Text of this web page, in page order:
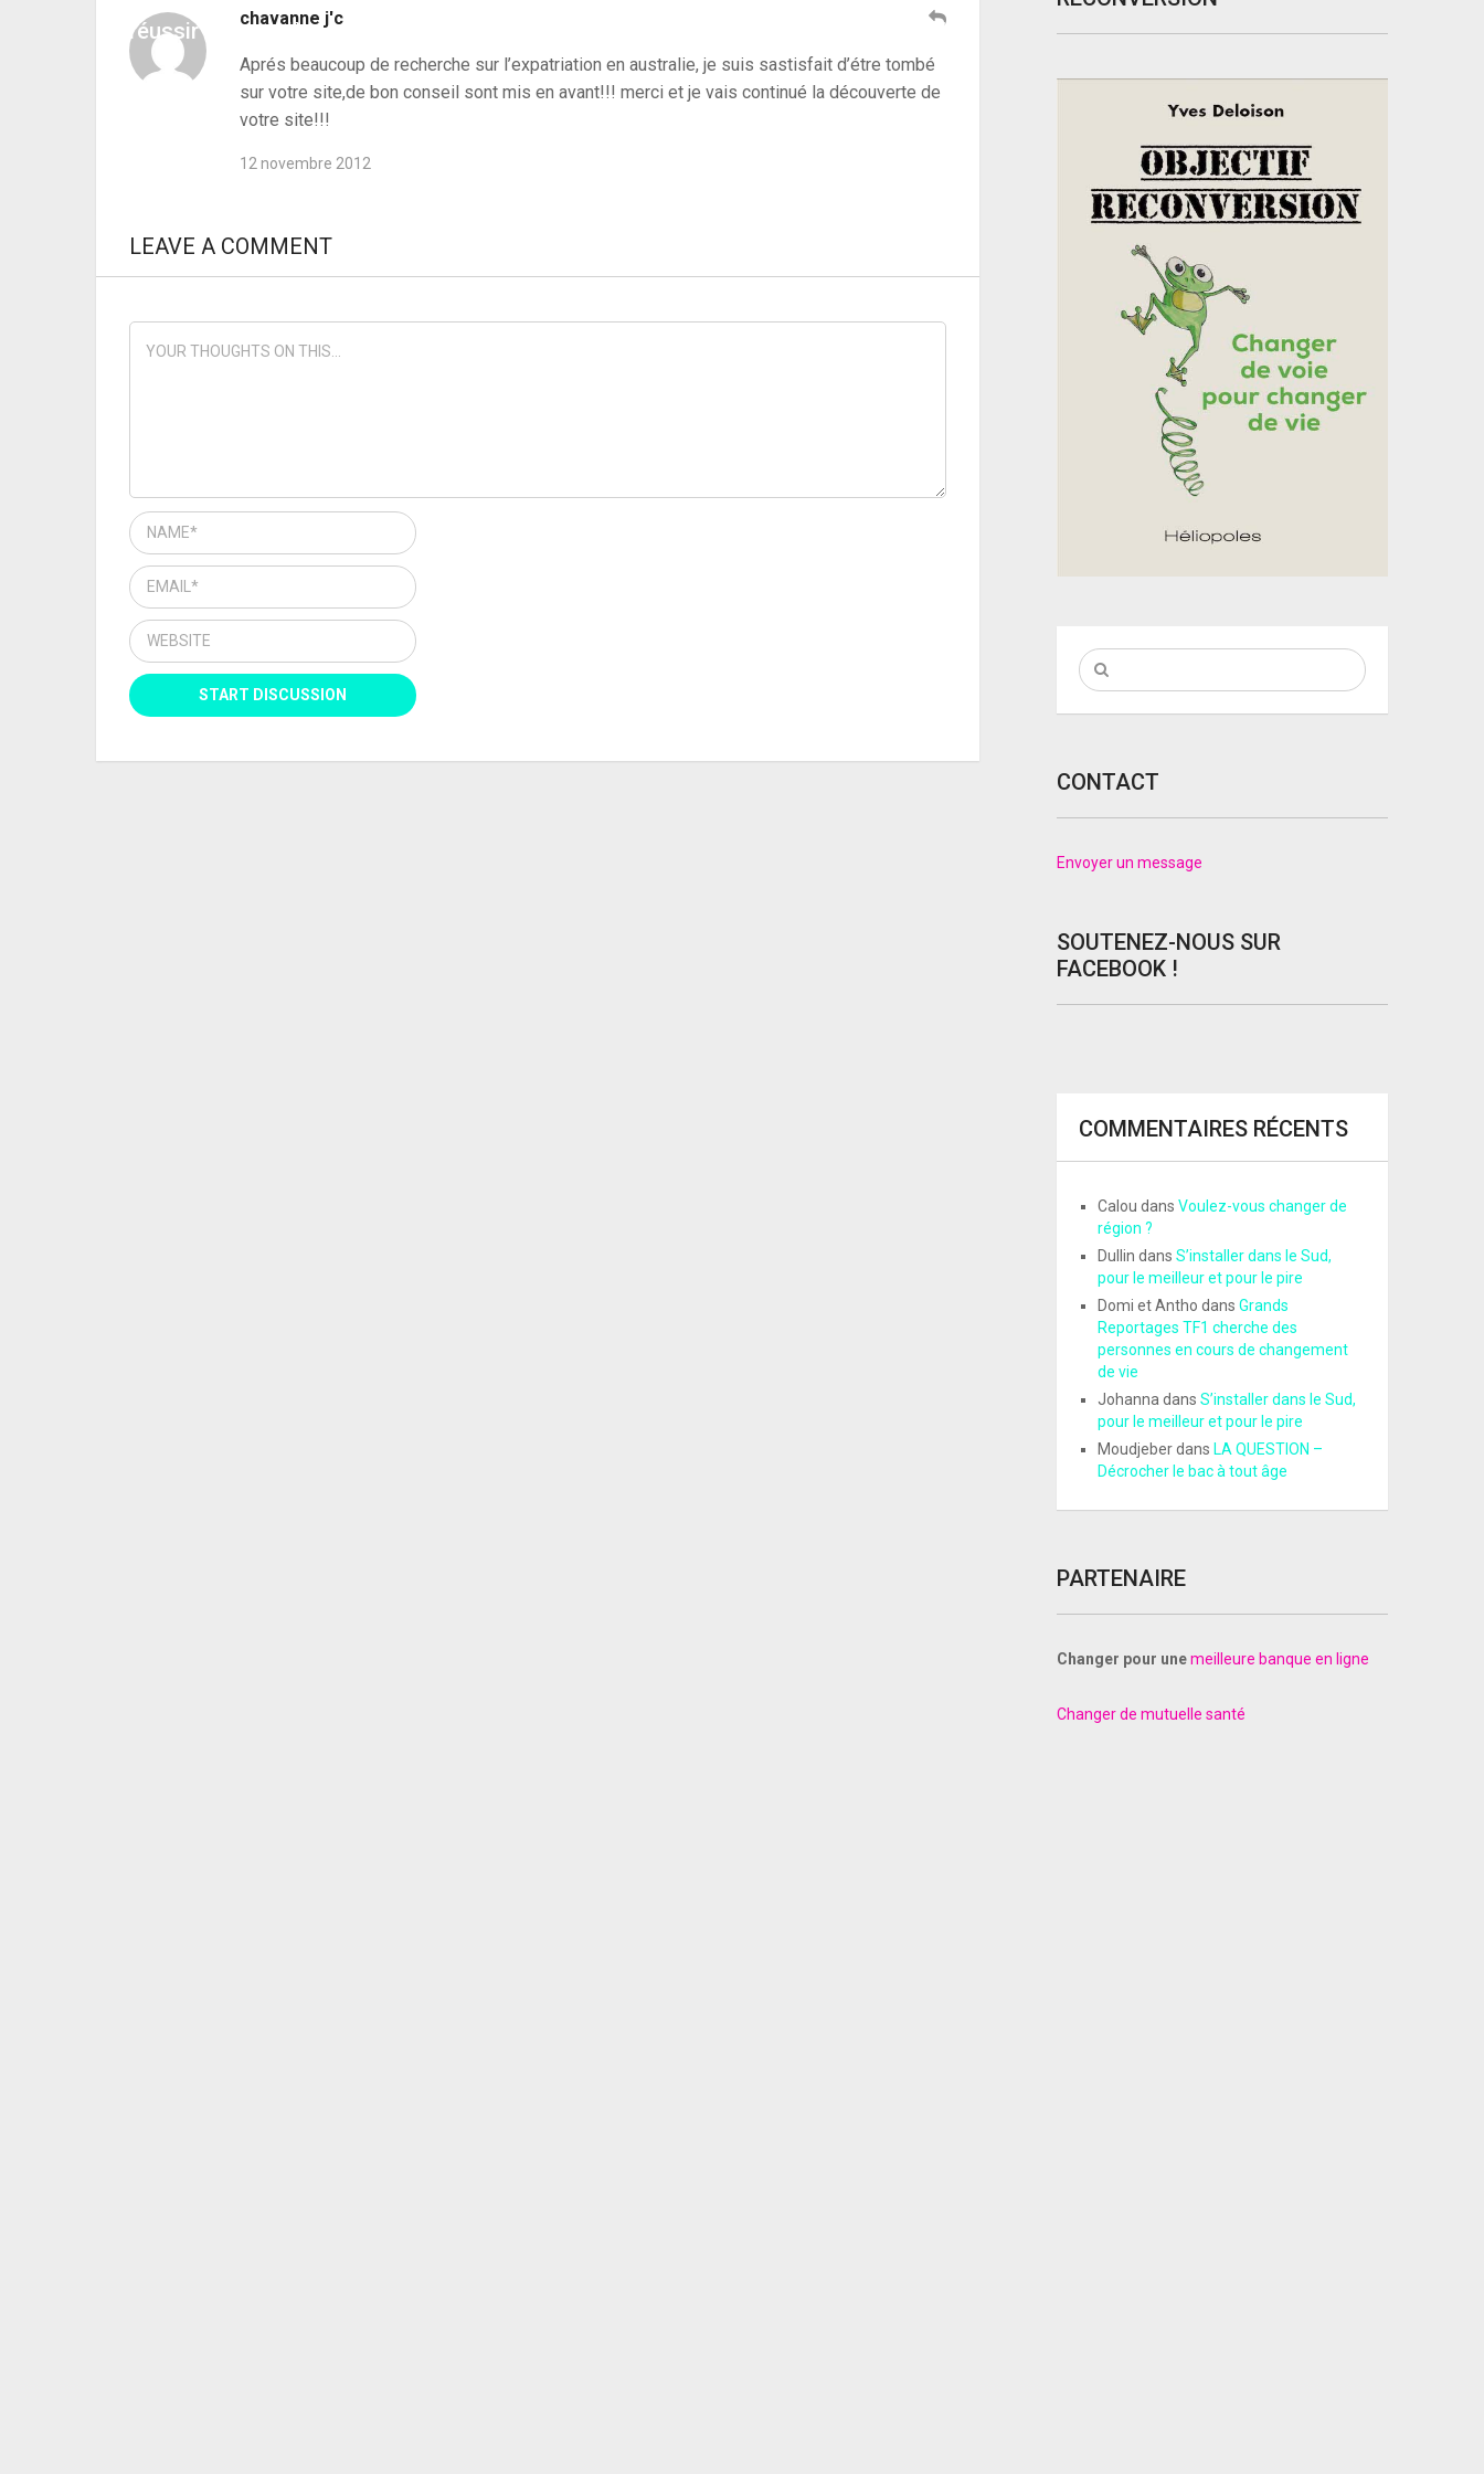
réussir leur carrière
réputation en Australie"
chavanne j'c
Aprés beaucoup de recherche sur l’expatriation en australie, je suis sastisfait d’étre tombé
sur votre site,de bon conseil sont mis en avant!!! merci et je vais continué la découverte de
votre site!!!
12 novembre 2012
LEAVE A COMMENT
CONTACT
Envoyer un message
SOUTENEZ-NOUS SUR
FACEBOOK !
COMMENTAIRES RÉCENTS
Calou dans Voulez-vous changer de
région ?
Dullin dans S’installer dans le Sud,
pour le meilleur et pour le pire
Domi et Antho dans Grands
Reportages TF1 cherche des
personnes en cours de changement
de vie
Johannadans S’installer dans le Sud,
pour le meilleur et pour le pire
Moudjeberdans LA QUESTION –
Décrocher le bac à tout âge
PARTENAIRE
Changer pour unemeilleure banque en ligne
Changer de mutuelle santé